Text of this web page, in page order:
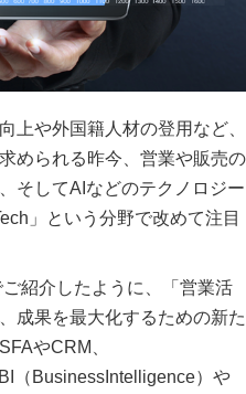
上や外国籍人材の登用など、
められる昨今、営業や販売の
そしてAIなどのテクノロジー
」という分野で改めて注目
ご紹介したように、「営業活
成果を最大化するための新た
やCRM、
（BusinessIntelligence）や